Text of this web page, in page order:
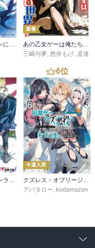
悪役令嬢、ブラコンにジョブチェンジします９【電子特典付き】
新着
あの乙女ゲーは俺たちに厳しい世界です 6
三嶋与夢, 悠井もげ, 孟達
6位
今週入荷
アバタロー kodamazon